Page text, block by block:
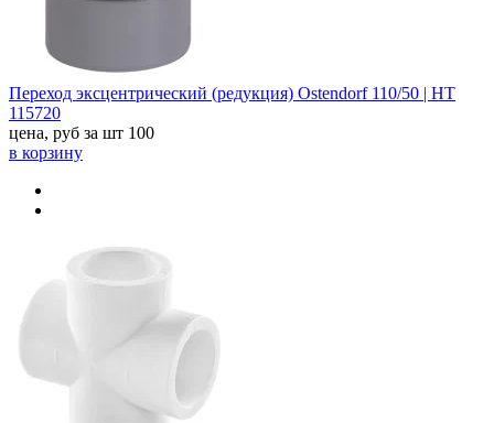
Переход эксцентрический (редукция) Ostendorf 110/50 | HT
115720
цена, руб за шт 100
в корзину